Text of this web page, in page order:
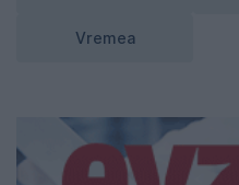
Vremea